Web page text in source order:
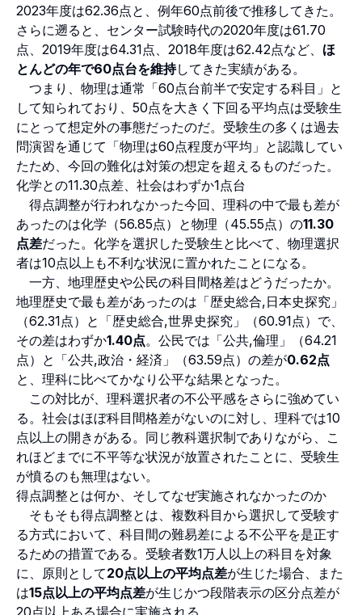
2023年度は62.36点と、例年60点前後で推移してきた。
さらに遡ると、センター試験時代の2020年度は61.70
点、2019年度は64.31点、2018年度は62.42点など、 ほ
とんどの年で60点台を維持してきた実績がある。
つまり、物理は通常「60点台前半で安定する科目」と
して知られており、50点を大きく下回る平均点は受験生
にとって想定外の事態だったのだ。受験生の多くは過去
問演習を通じて「物理は60点程度が平均」と認識してい
たため、今回の難化は対策の想定を超えるものだった。
化学との11.30点差、社会はわずか1点台
得点調整が行われなかった今回、理科の中で最も差が
あったのは化学（56.85点）と物理（45.55点）の11.30
点差だった。化学を選択した受験生と比べて、物理選択
者は10点以上も不利な状況に置かれたことになる。
一方、地理歴史や公民の科目間格差はどうだったか。
地理歴史で最も差があったのは「歴史総合,日本史探究」
（62.31点）と「歴史総合,世界史探究」（60.91点）で、
その差はわずか1.40点。公民では「公共,倫理」（64.21
点）と「公共,政治・経済」（63.59点）の差が0.62点
と、理科に比べてかなり公平な結果となった。
この対比が、理科選択者の不公平感をさらに強めてい
る。社会はほぼ科目間格差がないのに対し、理科では10
点以上の開きがある。同じ教科選択制でありながら、こ
れほどまでに不平等な状況が放置されたことに、受験生
が憤るのも無理はない。
得点調整とは何か、そしてなぜ実施されなかったのか
そもそも得点調整とは、複数科目から選択して受験す
る方式において、科目間の難易差による不公平を是正す
るための措置である。受験者数1万人以上の科目を対象
に、原則として20点以上の平均点差が生じた場合、また
は15点以上の平均点差が生じかつ段階表示の区分点差が
20点以上ある場合に実施される。